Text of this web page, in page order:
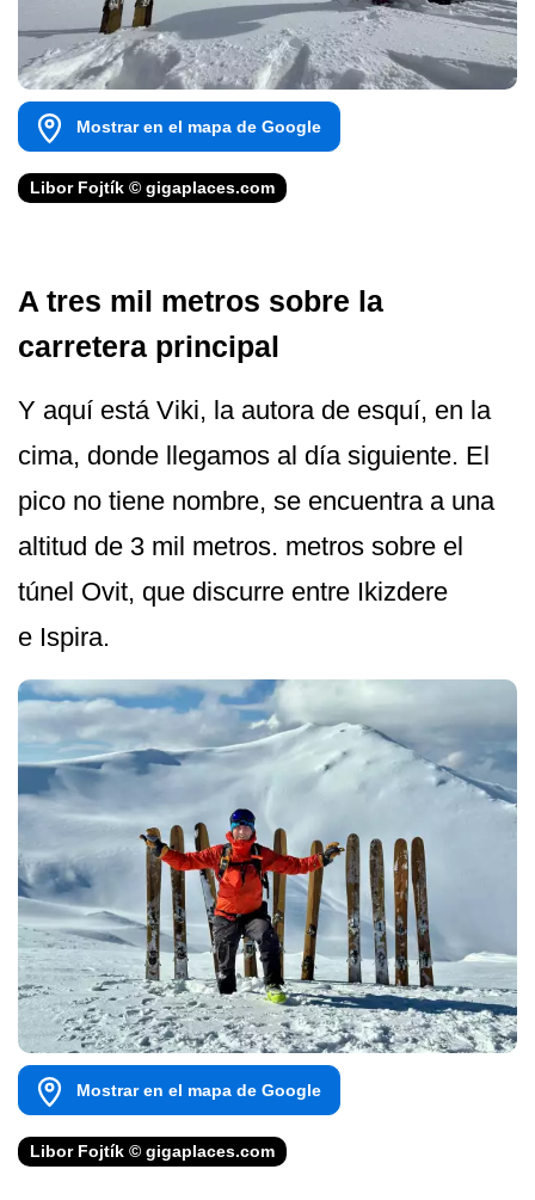
Mostrar en el mapa de Google
Libor Fojtík © gigaplaces.com
A tres mil metros sobre la
carretera principal
Y aquí está Viki, la autora de esquí, en la
cima, donde llegamos al día siguiente. El
pico no tiene nombre, se encuentra a una
altitud de 3 mil metros. metros sobre el
túnel Ovit, que discurre entre Ikizdere
e Ispira.
Mostrar en el mapa de Google
Libor Fojtík © gigaplaces.com